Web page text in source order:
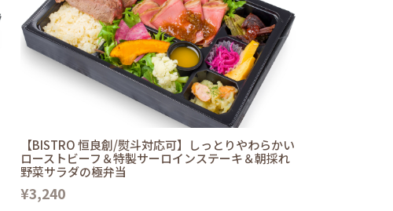
【BISTRO 恒良創/熨斗対応可】しっとりやわらかい
ローストビーフ＆特製サーロインステーキ＆朝採れ
野菜サラダの極弁当
¥3,240